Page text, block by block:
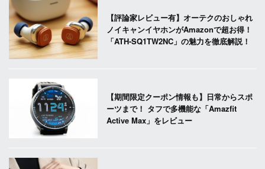
【評論家レビュー有】オーテクのおしゃれ
ノイキャンイヤホンがAmazonで超お得！
「ATH-SQ1TW2NC」の魅力を徹底解説！
【期間限定クーポン情報も】日常からスポ
ーツまで！ タフで多機能な「Amazfit
Active Max」をレビュー